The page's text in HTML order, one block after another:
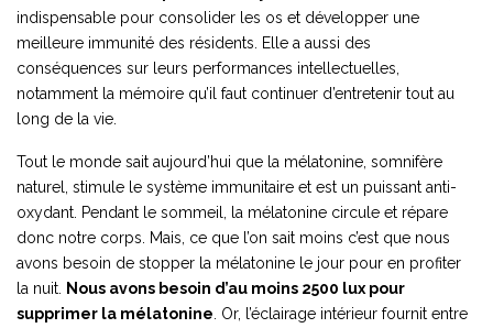
indispensable pour consolider les os et développer une
meilleure immunité des résidents. Elle a aussi des
conséquences sur leurs performances intellectuelles,
notamment la mémoire qu’il faut continuer d’entretenir tout au
long de la vie.
Tout le monde sait aujourd’hui que la mélatonine, somnifère
naturel, stimule le système immunitaire et est un puissant anti-
oxydant. Pendant le sommeil, la mélatonine circule et répare
donc notre corps. Mais, ce que l’on sait moins c’est que nous
avons besoin de stopper la mélatonine le jour pour en profiter
la nuit. Nous avons besoin d’au moins 2500 lux pour
supprimer la mélatonine . Or, l’éclairage intérieur fournit entre